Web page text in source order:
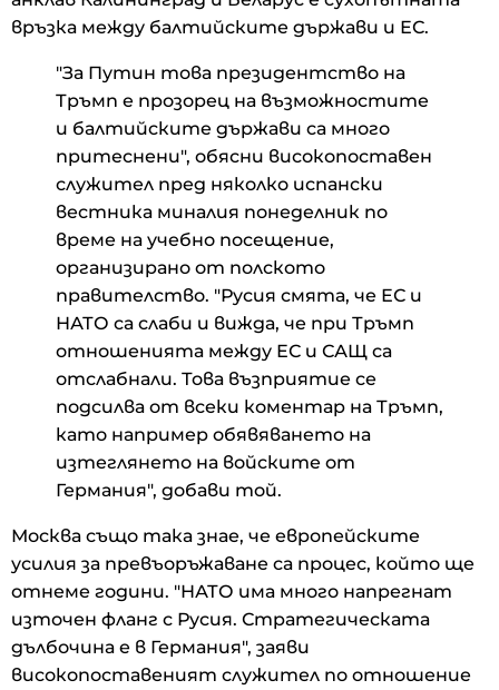
връзка между балтийските държави и ЕС.
"За Путин това президентство на
Тръмп е прозорец на възможностите
и балтийските държави са много
притеснени", обясни високопоставен
служител пред няколко испански
вестника миналия понеделник по
време на учебно посещение,
организирано от полското
правителство. "Русия смята, че ЕС и
НАТО са слаби и вижда, че при Тръмп
отношенията между ЕС и САЩ са
отслабнали. Това възприятие се
подсилва от всеки коментар на Тръмп,
като например обявяването на
изтеглянето на войските от
Германия", добави той.
Москва също така знае, че европейските
усилия за превъоръжаване са процес, който ще
отнеме години. "НАТО има много напрегнат
източен фланг с Русия. Стратегическата
дълбочина е в Германия", заяви
високопоставеният служител по отношение